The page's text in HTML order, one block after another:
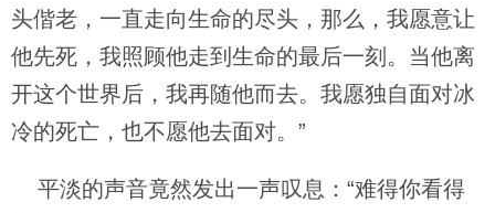
头偕老，一直走向生命的尽头，那么，我愿意让
他先死，我照顾他走到生命的最后一刻。当他离
开这个世界后，我再随他而去。我愿独自面对冰
冷的死亡，也不愿他去面对。”
平淡的声音竟然发出一声叹息：“难得你看得